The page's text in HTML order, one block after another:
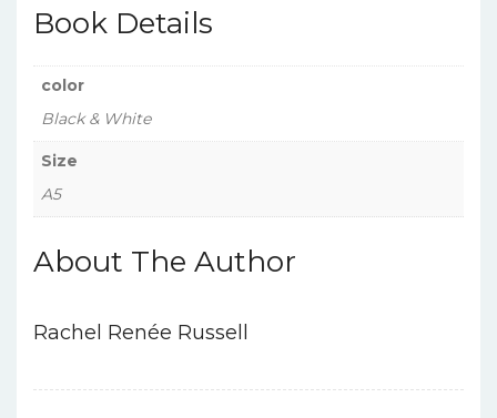
Book Details
color
Black & White
Size
A5
About The Author
Rachel Renée Russell